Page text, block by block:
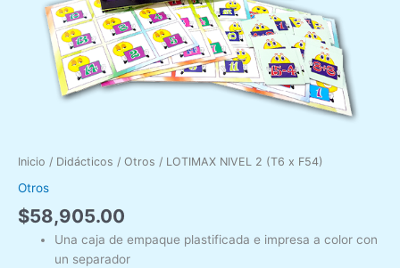
Inicio / Didácticos / Otros / LOTIMAX NIVEL 2 (T6 x F54)
Otros
$58,905.00
Una caja de empaque plastificada e impresa a color con
un separador